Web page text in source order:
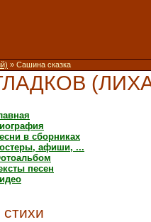
» Сашина сказка
ГЛАДКОВ
в сборниках
афиши, ...
песен